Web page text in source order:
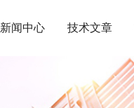
新闻中心 技术文章